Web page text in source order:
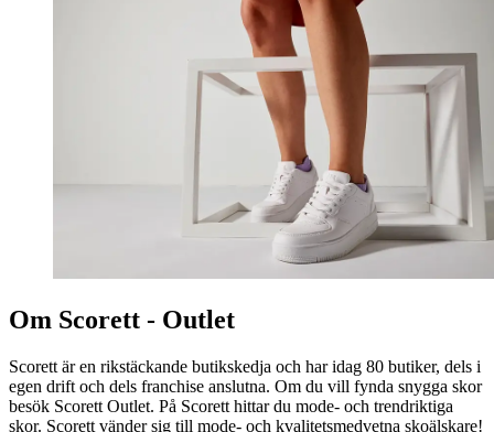
Om Scorett - Outlet
Scorett är en rikstäckande butikskedja och har idag 80 butiker, dels i
egen drift och dels franchise anslutna. Om du vill fynda snygga skor
besök Scorett Outlet. På Scorett hittar du mode- och trendriktiga
skor. Scorett vänder sig till mode- och kvalitetsmedvetna skoälskare!